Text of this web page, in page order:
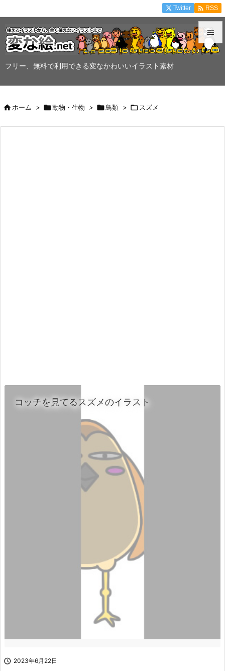
フリー、無料で利用できる変なかわいいイラスト素材


Twitter  RSS
ホーム > 動物・生物 > 鳥類 >  スズメ
コッチを見てるスズメのイラスト
 2023年6月22日